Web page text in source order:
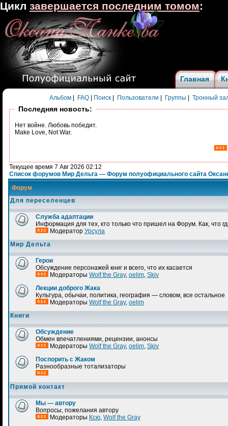
Главная
Альбом FAQ Поиск Пользователи Группы Тронный
Последняя новость:
Нет войне. Любовь победит.
Make Love, Not War.
Текущее время 7 Авг 2026 02:12
Список форумов Мир Дельта — Форум полуофициального сайта
Форум
Для переселенцев
Служба адаптации
Информация для тех, кто только что пришел на Форум. Как, что
Модератор Урсула
Мир Дельта
Герои
Обсуждение персонажей книг и всего, что их касается
Модераторы Wolf the Gray, oelim Skiv
Лекции доброго Жака
Культура, обычаи, политика, география — словом, все остальное
Модераторы Wolf the Gray, oelim
Книги
Обсуждение
Обмен впечатлениями, рецензии, анонсы
Модераторы Wolf the Gray, oelim Skiv
Поспорить с Жаком
Разнообразные тотализаторы
Прямой контакт
Мы — автору
Вопросы, пожелания автору
Модераторы Ксю Wolf the Gray
Цикл завершается последним томом: